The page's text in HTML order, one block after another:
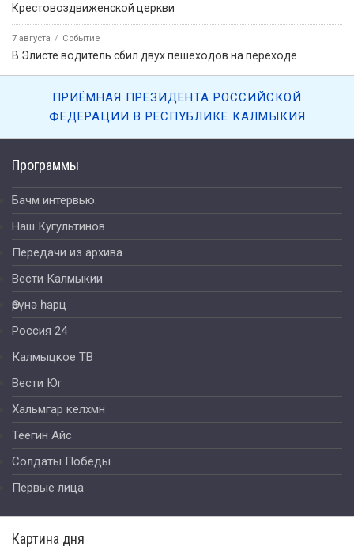
Программы
Бачм интервью.
Наш Кугультинов
Передачи из архива
Вести Калмыкии
Өрүнә һарц
Россия 24
Калмыцкое ТВ
Вести Юг
Хальмгар келхмн
Теегин Айс
Солдаты Победы
Первые лица
Картина дня
Крестовоздвиженской церкви
7 августа Событие
В Элисте водитель сбил двух пешеходов на переходе
ПРИЁМНАЯ ПРЕЗИДЕНТА РОССИЙСКОЙ
ФЕДЕРАЦИИ В РЕСПУБЛИКЕ КАЛМЫКИЯ